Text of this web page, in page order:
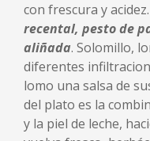
con frescura y
recental, pesto de
aliñada. Solomillo,
diferentes
lomo una salsa de
del plato es la
y la piel de leche,